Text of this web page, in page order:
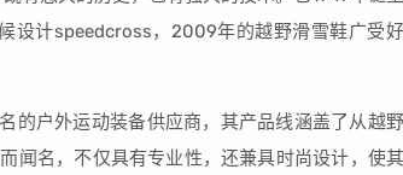
设计speedcross，2009年的越野滑雪鞋广受好
的户外运动装备供应商，其产品线涵盖了从越野
闻名，不仅具有专业性，还兼具时尚设计，使其